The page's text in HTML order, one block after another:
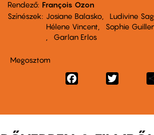
Rendező François Ozon
Színészek
Josiane Balasko Ludivine
Hélene Vincent
Sophie
Garlan Erlos
Megosztom
Facebook